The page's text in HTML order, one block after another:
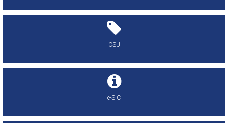
CSU
e-SIC